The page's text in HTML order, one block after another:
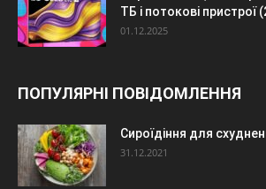
ТБ і потокові пристрої
01.12.2025
ПОПУЛЯРНІ ПОВІДОМЛЕННЯ
Сироїдіння для
31.12.2021